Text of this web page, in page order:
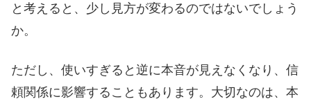
と考えると、少し見方が変わるのではないでしょう
か。
ただし、使いすぎると逆に本音が見えなくなり、信
頼関係に影響することもあります。大切なのは、本